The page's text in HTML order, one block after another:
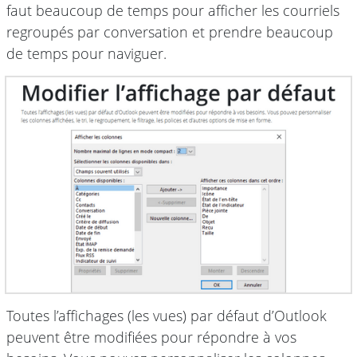
faut beaucoup de temps pour afficher les courriels
regroupés par conversation et prendre beaucoup
de temps pour naviguer.
Toutes l’affichages (les vues) par défaut d’Outlook
peuvent être modifiées pour répondre à vos